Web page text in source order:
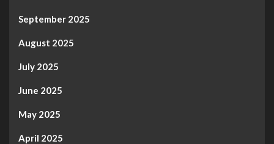
September 2025
August 2025
July 2025
June 2025
May 2025
April 2025